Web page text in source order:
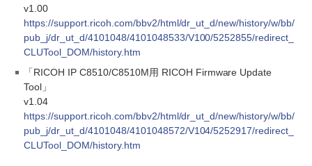
v1.00
https://support.ricoh.com/bbv2/html/dr_ut_d/new/history/w/bb/
pub_j/dr_ut_d/4101048/4101048533/V100/5252855/redirect_
CLUTool_DOM/history.htm
「RICOH IP C8510/C8510M用 RICOH Firmware Update
Tool」
v1.04
https://support.ricoh.com/bbv2/html/dr_ut_d/new/history/w/bb/
pub_j/dr_ut_d/4101048/4101048572/V104/5252917/redirect_
CLUTool_DOM/history.htm